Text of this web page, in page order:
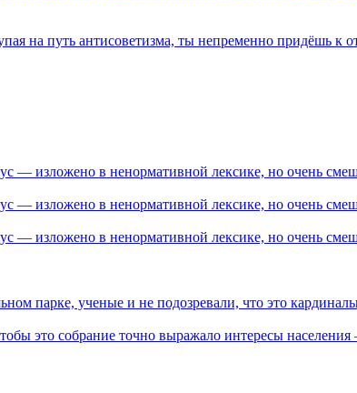
на путь антисоветизма, ты непременно придёшь к
— изложено в ненормативной лексике, но очень
— изложено в ненормативной лексике, но очень
— изложено в ненормативной лексике, но очень
парке, ученые и не подозревали, что это
это собрание точно выражало интересы